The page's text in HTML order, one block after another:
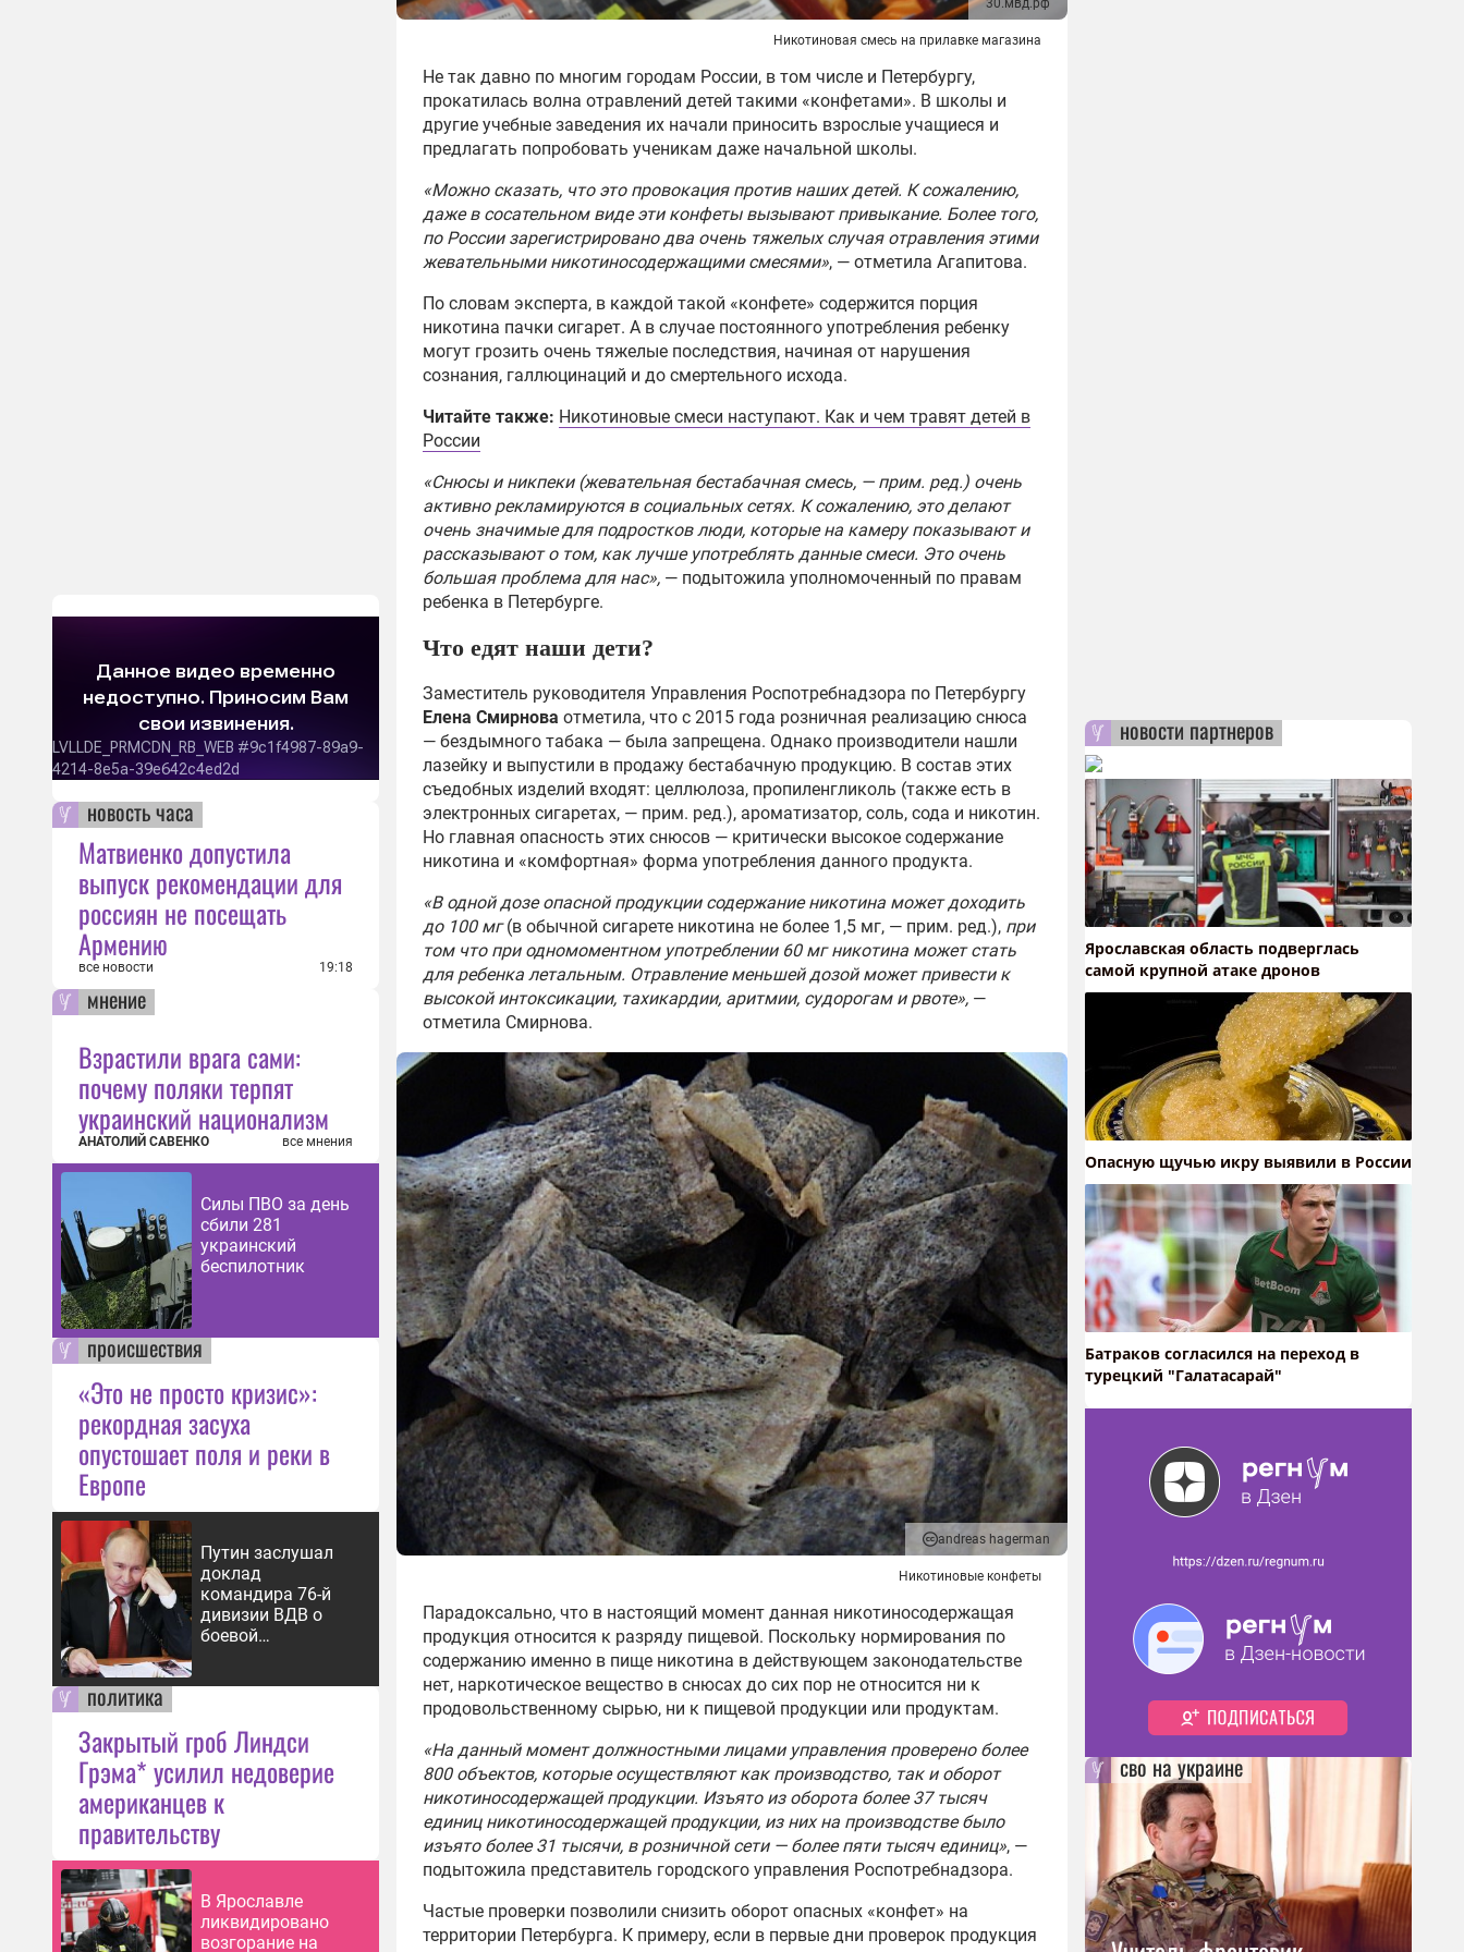
новость часа
Матвиенко допустила
выпуск рекомендации для
россиян не посещать
Армению
все новости 19:18
мнение
Взрастили врага сами:
почему поляки терпят
украинский национализм
АНАТОЛИЙ САВЕНКО все мнения
Силы ПВО за день
сбили 281
украинский
беспилотник
происшествия
«Это не просто кризис»:
рекордная засуха
опустошает поля и реки в
Европе
Путин заслушал
доклад
командира 76-й
дивизии ВДВ о
боевой
политика
Закрытый гроб Линдси
Грэма* усилил недоверие
американцев к
правительству
В Ярославле
ликвидировано
возгорание на
Никотиновая смесь на прилавке магазина
Не так давно по многим городам России, в том числе и Петербургу,
прокатилась волна отравлений детей такими «конфетами». В школы и
другие учебные заведения их начали приносить взрослые учащиеся и
предлагать попробовать ученикам даже начальной школы.
«Можно сказать, что это провокация против наших детей. К сожалению,
даже в сосательном виде эти конфеты вызывают привыкание. Более того,
по России зарегистрировано два очень тяжелых случая отравления этими
жевательными никотиносодержащими смесями», — отметила Агапитова.
По словам эксперта, в каждой такой «конфете» содержится порция
никотина пачки сигарет. А в случае постоянного употребления ребенку
могут грозить очень тяжелые последствия, начиная от нарушения
сознания, галлюцинаций и до смертельного исхода.
Читайте также: Никотиновые смеси наступают. Как и чем травят детей в
России
«Снюсы и никпеки (жевательная бестабачная смесь, — прим. ред.) очень
активно рекламируются в социальных сетях. К сожалению, это делают
очень значимые для подростков люди, которые на камеру показывают и
рассказывают о том, как лучше употреблять данные смеси. Это очень
большая проблема для нас», — подытожила уполномоченный по правам
ребенка в Петербурге.
Что едят наши дети?
Заместитель руководителя Управления Роспотребнадзора по Петербургу
Елена Смирнова отметила, что с 2015 года розничная реализацию снюса
— бездымного табака — была запрещена. Однако производители нашли
лазейку и выпустили в продажу бестабачную продукцию. В состав этих
съедобных изделий входят: целлюлоза, пропиленгликоль (также есть в
электронных сигаретах, — прим. ред.), ароматизатор, соль, сода и никотин.
Но главная опасность этих снюсов — критически высокое содержание
никотина и «комфортная» форма употребления данного продукта.
«В одной дозе опасной продукции содержание никотина может доходить
до 100 мг(в обычной сигарете никотина не более 1,5 мг, — прим. ред.), при
том что при одномоментном употреблении 60 мг никотина может стать
для ребенка летальным. Отравление меньшей дозой может привести к
высокой интоксикации, тахикардии, аритмии, судорогам и рвоте», —
отметила Смирнова.
andreas hagerman
Никотиновые конфеты
Парадоксально, что в настоящий момент данная никотиносодержащая
продукция относится к разряду пищевой. Поскольку нормирования по
содержанию именно в пище никотина в действующем законодательстве
нет, наркотическое вещество в снюсах до сих пор не относится ни к
продовольственному сырью, ни к пищевой продукции или продуктам.
«На данный момент должностными лицами управления проверено более
800 объектов, которые осуществляют как производство, так и оборот
никотиносодержащей продукции. Изъято из оборота более 37 тысяч
единиц никотиносодержащей продукции, из них на производстве было
изъято более 31 тысячи, в розничной сети — более пяти тысяч единиц», —
подытожила представитель городского управления Роспотребнадзора.
Частые проверки позволили снизить оборот опасных «конфет» на
территории Петербурга. К примеру, если в первые дни проверок продукция
новости партнеров
Ярославская область подверглась
самой крупной атаке дронов
Опасную щучью икру выявили в России
Батраков согласился на переход в
турецкий "Галатасарай"
сво на украине